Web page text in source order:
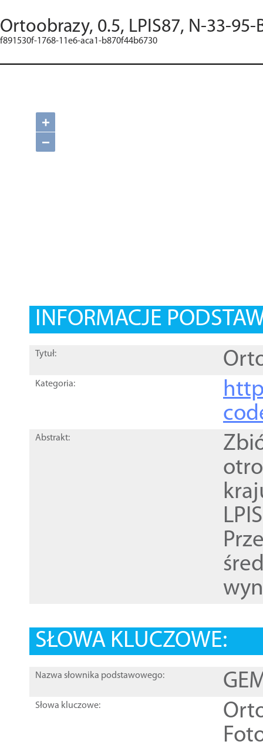
Ortoobrazy, 0.5, LPIS87, N-33-95-
f891530f-1768-11e6-aca1-b870f44b6730
+
−
INFORMACJE
Tytuł:
Kategoria:
Abstrakt:
SŁOWA KLUCZOWE:
Nazwa słownika podstawowego:
Słowa kluczowe: